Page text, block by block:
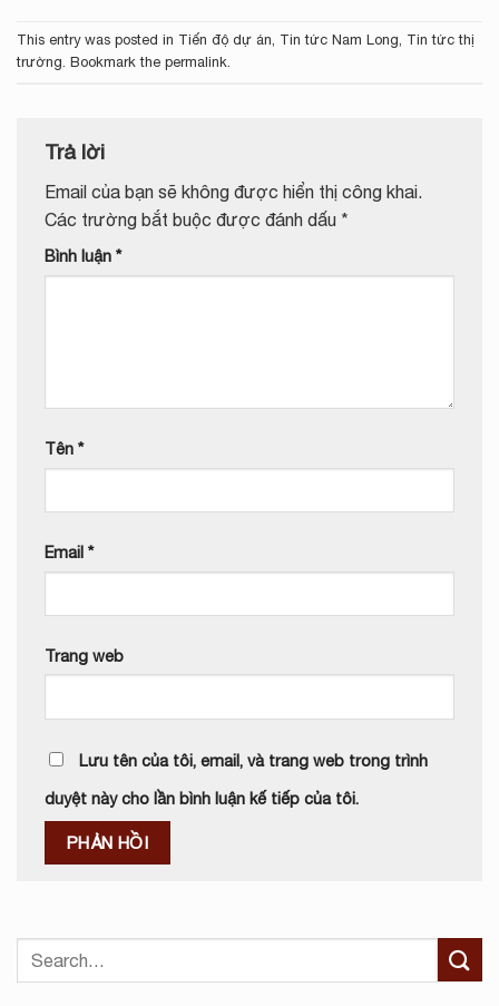
This entry was posted in Tiến độ dự án Tin tức Nam Long Tin tức thị
trường . Bookmark the permalink
Trả lời
Email của bạn sẽ không được hiển thị công khai.
Các trường bắt buộc được đánh dấu *
Bình luận *
Tên *
Email *
Trang web
Lưu tên của tôi, email, và trang web trong trình
duyệt này cho lần bình luận kế tiếp của tôi.